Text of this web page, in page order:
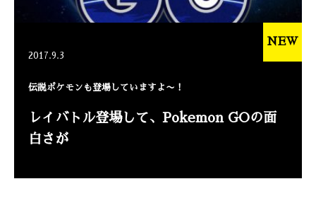
2017.9.3
伝説ポケモンも登場していますよ〜！
レイバトル登場して、Pokemon GOの面
白さが
NEW